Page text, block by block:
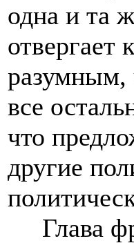
одна и та
отвергает
разумным,
все
что
другие
Глава